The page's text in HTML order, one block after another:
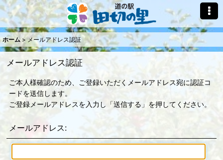
ホーム > メールアドレス認証
メールアドレス認証
ご本人様確認のため、ご登録いただくメールアドレス宛に認証コ
ードを送信します。
ご登録メールアドレスを入力し「送信する」を押してください。
メールアドレス: